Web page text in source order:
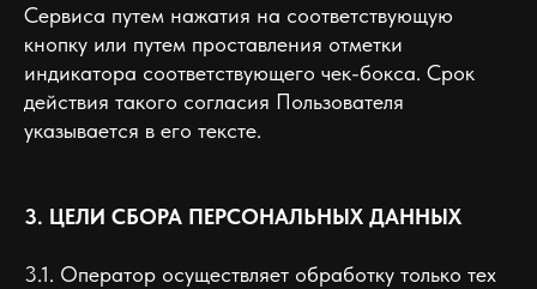
Сервиса путем нажатия на соответствующую
кнопку или путем проставления отметки
индикатора соответствующего чек-бокса. Срок
действия такого согласия Пользователя
указывается в его тексте.
3. ЦЕЛИ СБОРА ПЕРСОНАЛЬНЫХ ДАННЫХ
3.1. Оператор осуществляет обработку только тех